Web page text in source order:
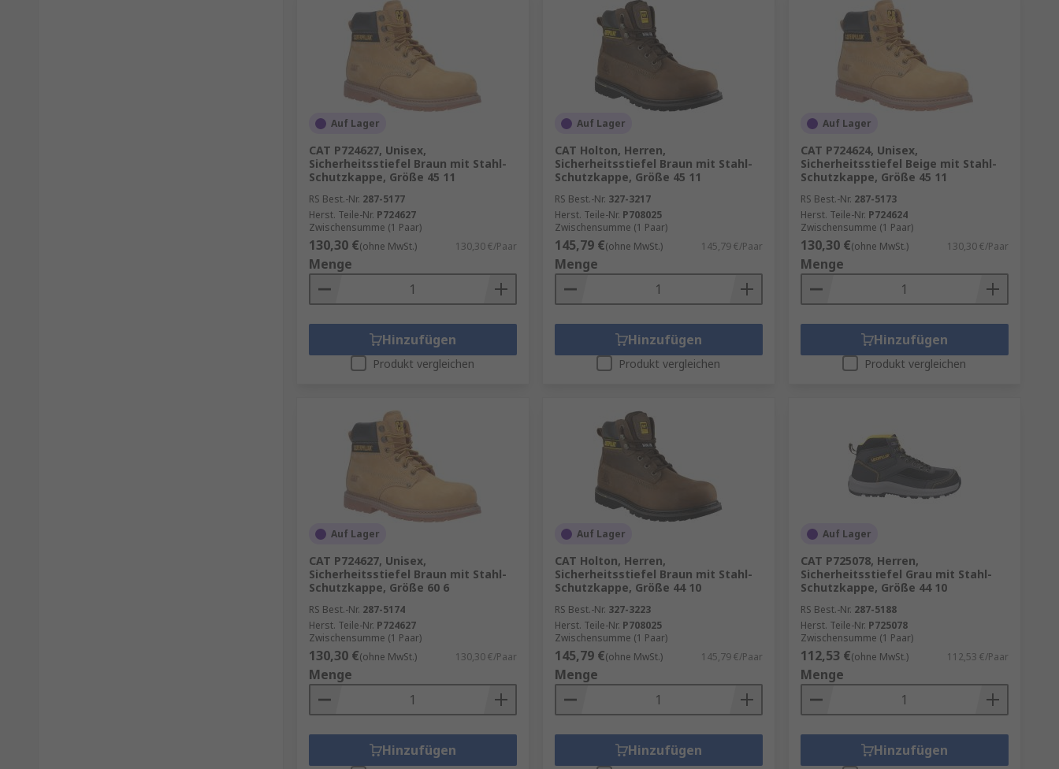
Auf Lager
CAT P724627, Unisex,
Sicherheitsstiefel Braun mit Stahl-
Schutzkappe, Größe 45 11
RS Best.-Nr. 287-5177
Herst. Teile-Nr. P724627
Zwischensumme (1 Paar)
130,30 €(ohne MwSt.) 130,30 €/Paar
Menge
Hinzufügen
Produkt vergleichen
Auf Lager
CAT Holton, Herren,
Sicherheitsstiefel Braun mit Stahl-
Schutzkappe, Größe 45 11
RS Best.-Nr. 327-3217
Herst. Teile-Nr. P708025
Zwischensumme (1 Paar)
145,79 €(ohne MwSt.) 145,79 €/Paar
Menge
Hinzufügen
Produkt vergleichen
Auf Lager
CAT P724624, Unisex,
Sicherheitsstiefel Beige mit Stahl-
Schutzkappe, Größe 45 11
RS Best.-Nr. 287-5173
Herst. Teile-Nr. P724624
Zwischensumme (1 Paar)
130,30 €(ohne MwSt.) 130,30 €/Paar
Menge
Hinzufügen
Produkt vergleichen
Auf Lager
CAT P724627, Unisex,
Sicherheitsstiefel Braun mit Stahl-
Schutzkappe, Größe 60 6
RS Best.-Nr. 287-5174
Herst. Teile-Nr. P724627
Zwischensumme (1 Paar)
130,30 €(ohne MwSt.) 130,30 €/Paar
Menge
Hinzufügen
Auf Lager
CAT Holton, Herren,
Sicherheitsstiefel Braun mit Stahl-
Schutzkappe, Größe 44 10
RS Best.-Nr. 327-3223
Herst. Teile-Nr. P708025
Zwischensumme (1 Paar)
145,79 €(ohne MwSt.) 145,79 €/Paar
Menge
Hinzufügen
Auf Lager
CAT P725078, Herren,
Sicherheitsstiefel Grau mit Stahl-
Schutzkappe, Größe 44 10
RS Best.-Nr. 287-5188
Herst. Teile-Nr. P725078
Zwischensumme (1 Paar)
112,53 €(ohne MwSt.) 112,53 €/Paar
Menge
Hinzufügen